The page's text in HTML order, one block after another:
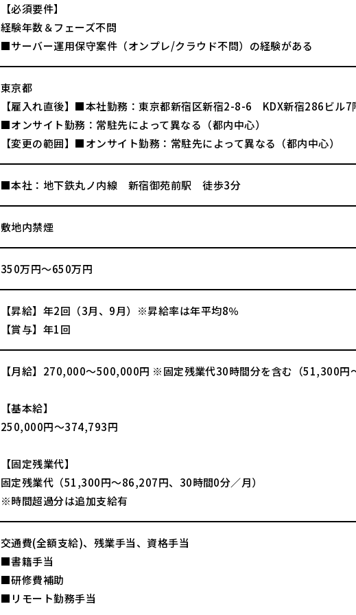
【必須要件】
経験年数＆フェーズ不問
■サーバー運用保守案件（オンプレ/クラウド不問）の経験がある
東京都
【雇入れ直後】■本社勤務：東京都新宿区新宿2-8-6 KDX新宿286ビル7
■オンサイト勤務：常駐先によって異なる（都内中心）
【変更の範囲】■オンサイト勤務：常駐先によって異なる（都内中心）
■本社：地下鉄丸ノ内線 新宿御苑前駅 徒歩3分
敷地内禁煙
350万円～650万円
【昇給】年2回（3月、9月）※昇給率は年平均8％
【賞与】年1回
【月給】270,000～500,000円 ※固定残業代30時間分を含む（51,300円
【基本給】
250,000円～374,793円
【固定残業代】
固定残業代（51,300円～86,207円、30時間0分／月）
※時間超過分は追加支給有
交通費(全額支給)、残業手当、資格手当
■書籍手当
■研修費補助
■リモート勤務手当